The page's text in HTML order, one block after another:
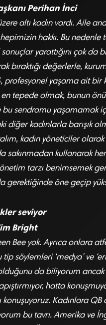
Perihan İnci
altı kadın vardı. Aile
hakkı. Bu nedenle
yarattığını çok da
bıraktığı değerlerle,
profesyonel yaşama ait bir
tepede olmak, bunun
sendromu yaşamamak
diğer kadınlarla barışık
kadın yöneticiler
sakınmadan kullanarak
tarzı benimsemek
gerektiğinde öne geçip
seviyor
Bright
Bee yok. Ayrıca onlara
söylemleri ‘medya’ ve
da biliyorum
hatta
Kadınlara QB
bu tavrı. Amerika ve